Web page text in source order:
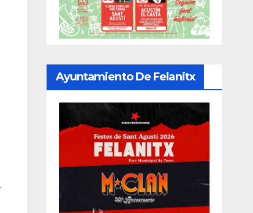
Ayuntamiento De Felanitx